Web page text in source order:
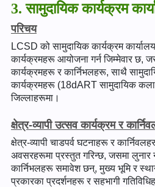
3. सामुदायिक कार्यक्रम
परिचय
LCSD को सामुदायिक कार्यक्रम
कार्यक्रमहरू आयोजना गर्न जिम्मेवार छ,
कार्यक्रमहरू र कार्निभलहरू, साथै
कार्यक्रमहरू (18dART सामुदायिक
जिल्लाहरूमा।
क्षेत्र-व्यापी उत्सव कार्यक्रम र
क्षेत्र-व्यापी चाडपर्व घटनाहरू र
अवसरहरूमा प्रस्तुत गरिन्छ, जसमा लुनार
कार्निभलहरू समावेश छन्, मुख्य भूमि र
प्रकारका प्रदर्शनहरू र सहभागी